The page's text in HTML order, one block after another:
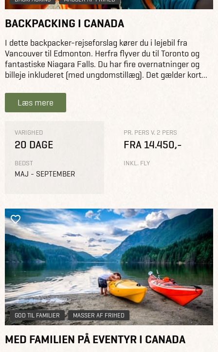
BACKPACKING I CANADA
I dette backpacker-rejseforslag kører du i lejebil fra
Vancouver til Edmonton. Herfra flyver du til Toronto og
fantastiske Niagara Falls. Du har fire overnatninger og
billeje inkluderet (med ungdomstillæg). Det gælder kort...
Læs mere
VARIGHED
20 DAGE
BEDST
MAJ - SEPTEMBER
PR. PERS V. 2 PERS
FRA 14.450,-
INKL. FLY
GOD TIL FAMILIER MASSER AF FRIHED
MED FAMILIEN PÅ EVENTYR I CANADA